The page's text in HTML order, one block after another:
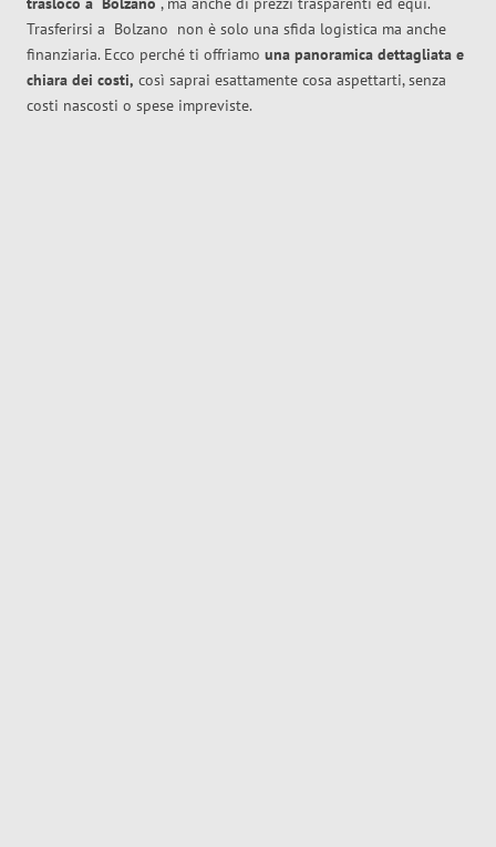
Trasferirsi a Bolzano non è solo una sfida logistica ma anche
finanziaria. Ecco perché ti offriamo una panoramica dettagliata e
chiara dei costi, così saprai esattamente cosa aspettarti, senza
costi nascosti o spese impreviste.